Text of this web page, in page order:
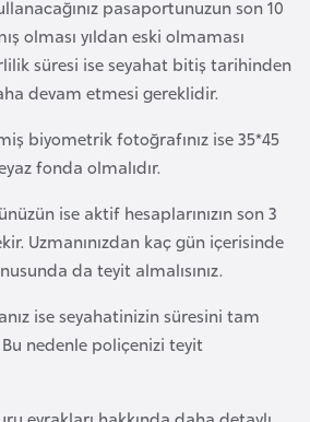
pasaportunuzun son 10
olması yıldan eski olmaması
süresi ise seyahat bitiş tarihinden
devam etmesi gereklidir.
biyometrik fotoğrafınız ise 35*45
fonda olmalıdır.
ise aktif hesaplarınızın son 3
Uzmanınızdan kaç gün içerisinde
da teyit almalısınız.
ise seyahatinizin süresini tam
nedenle poliçenizi teyit